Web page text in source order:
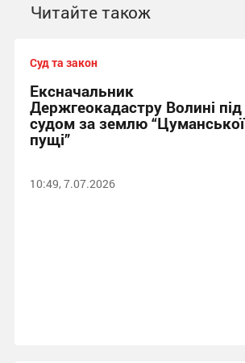
Читайте також
Суд та закон
Ексначальник
Держгеокадастру Волині під
судом за землю “Цуманської
пущі”
10:49, 7.07.2026